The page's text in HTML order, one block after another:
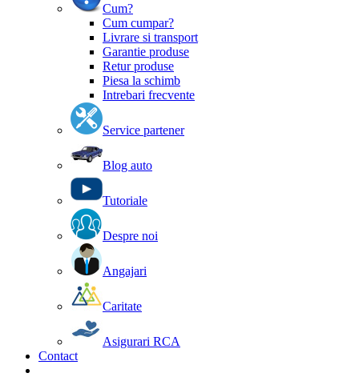
Cum?
Cum cumpar?
Livrare si transport
Garantie produse
Retur produse
Piesa la schimb
Intrebari frecvente
Service partener
Blog auto
Tutoriale
Despre noi
Angajari
Caritate
Asigurari RCA
Contact